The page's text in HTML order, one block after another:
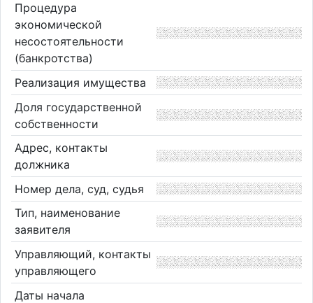
Процедура
экономической
несостоятельности
(банкротства)
Реализация имущества
Доля государственной
собственности
Адрес, контакты
должника
Номер дела, суд, судья
Тип, наименование
заявителя
Управляющий, контакты
управляющего
Даты начала